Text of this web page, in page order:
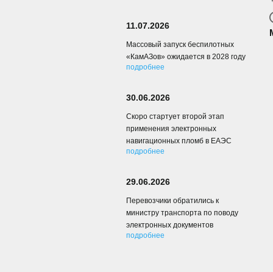
11.07.2026
Массовый запуск беспилотных
«КамАЗов» ожидается в 2028 году
подробнее
30.06.2026
Скоро стартует второй этап
применения электронных
навигационных пломб в ЕАЭС
подробнее
29.06.2026
Перевозчики обратились к
министру транспорта по поводу
электронных документов
подробнее